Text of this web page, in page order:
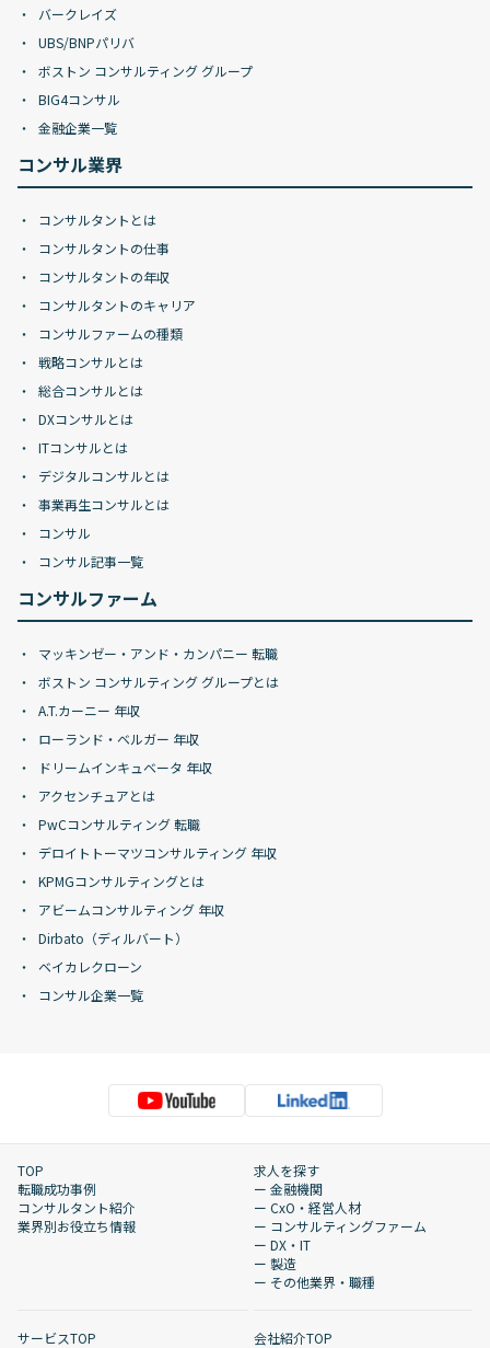
バークレイズ
UBS/BNPパリバ
ボストン コンサルティング グループ
BIG4コンサル
金融企業一覧
コンサル業界
コンサルタントとは
コンサルタントの仕事
コンサルタントの年収
コンサルタントのキャリア
コンサルファームの種類
戦略コンサルとは
総合コンサルとは
DXコンサルとは
ITコンサルとは
デジタルコンサルとは
事業再生コンサルとは
コンサル
コンサル記事一覧
コンサルファーム
マッキンゼー・アンド・カンパニー 転職
ボストン コンサルティング グループとは
A.T.カーニー 年収
ローランド・ベルガー 年収
ドリームインキュベータ 年収
アクセンチュアとは
PwCコンサルティング 転職
デロイトトーマツコンサルティング 年収
KPMGコンサルティングとは
アビームコンサルティング 年収
Dirbato（ディルバート）
ベイカレクローン
コンサル企業一覧
TOP
転職成功事例
コンサルタント紹介
業界別お役立ち情報
求人を探す
ー 金融機関
ー CxO・経営人材
ー コンサルティングファーム
ー DX・IT
ー 製造
ー その他業界・職種
サービスTOP
会社紹介TOP